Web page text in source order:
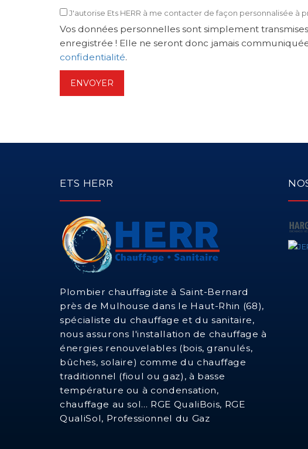
J'autorise Ets HERR à me contacter de façon personnalisée à
Vos données personnelles sont simplement
enregistrée ! Elle ne seront donc jamais
confidentialité.
ENVOYER
ETS HERR
Plombier chauffagiste à Saint-Bernard
près de Mulhouse dans le Haut-Rhin (68),
spécialiste du chauffage et du sanitaire,
nous assurons l'installation de chauffage à
énergies renouvelables (bois, granulés,
bûches, solaire) comme du chauffage
traditionnel (fioul ou gaz), à basse
température ou à condensation,
chauffage au sol... RGE QualiBois, RGE
QualiSol, Professionnel du Gaz